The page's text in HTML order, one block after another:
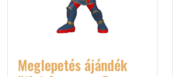
Meglepetés ájándék